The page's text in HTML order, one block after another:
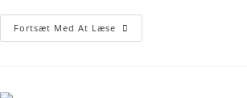
Fortsæt Med At Læse